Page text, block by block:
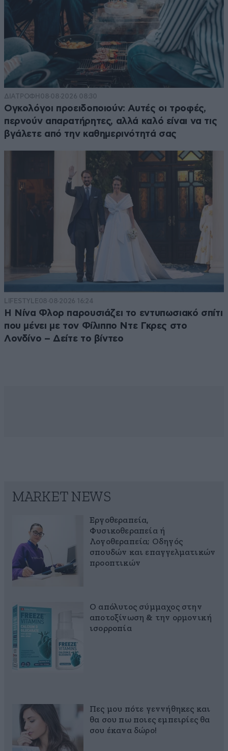
ΔΙΑΤΡΟΦΗ 08·08·2026 08:30
Ογκολόγοι προειδοποιούν: Αυτές οι τροφές,
περνούν απαρατήρητες, αλλά καλό είναι να τις
βγάλετε από την καθημερινότητά σας
LIFESTYLE08·08·2026 16:24
Η Νίνα Φλορ παρουσιάζει το εντυπωσιακό σπίτι
που μένει με τον Φίλιππο Ντε Γκρες στο
Λονδίνο – Δείτε το βίντεο
MARKET NEWS
Εργοθεραπεία,
Φυσικοθεραπεία ή
Λογοθεραπεία; Οδηγός
σπουδών και επαγγελματικών
προοπτικών
Ο απόλυτος σύμμαχος στην
αποτοξίνωση & την ορμονική
ισορροπία
Πες μου πότε γεννήθηκες και
θα σου πω ποιες εμπειρίες θα
σου έκανα δώρο!